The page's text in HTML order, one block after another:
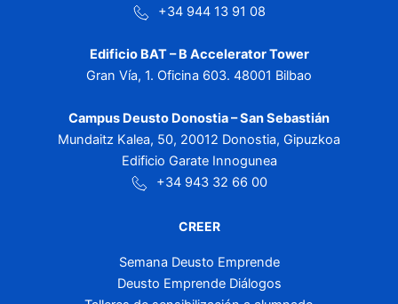
+34 944 13 91 08
Edificio BAT – B Accelerator Tower
Gran Vía, 1. Oficina 603. 48001 Bilbao
Campus Deusto Donostia – San Sebastián
Mundaitz Kalea, 50, 20012 Donostia, Gipuzkoa
Edificio Garate Innogunea
+34 943 32 66 00
CREER
Semana Deusto Emprende
Deusto Emprende Diálogos